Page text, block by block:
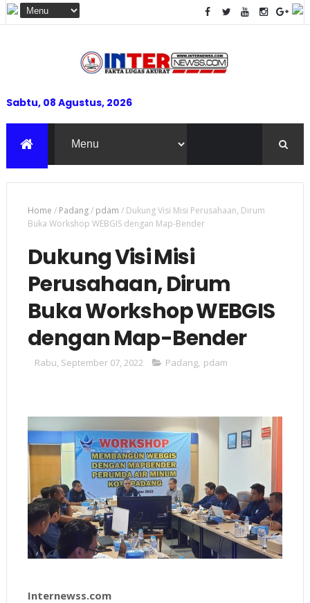
Sabtu, 08 Agustus, 2026
Home / Padang/ pdam / Dukung Visi Misi Perusahaan, Dirum
Buka Workshop WEBGIS dengan Map-Bender
Dukung Visi Misi
Perusahaan, Dirum
Buka Workshop WEBGIS
dengan Map-Bender
Rabu, September 07, 2022 Padang, pdam
Internewss.com